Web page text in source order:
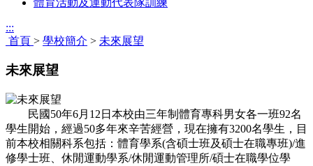
:::
首頁 > 學校簡介 > 未來展望
未來展望
民國50年6月12日本校由三年制體育專科男女各一班92名
學生開始，經過50多年來辛苦經營，現在擁有3200名學生，目
前本校相關科系包括：體育學系(含碩士班及碩士在職專班)/進
修學士班、休閒運動學系/休閒運動管理所/碩士在職學位學